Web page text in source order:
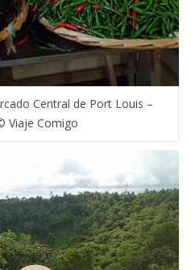
Central de Port Louis –
Viaje Comigo